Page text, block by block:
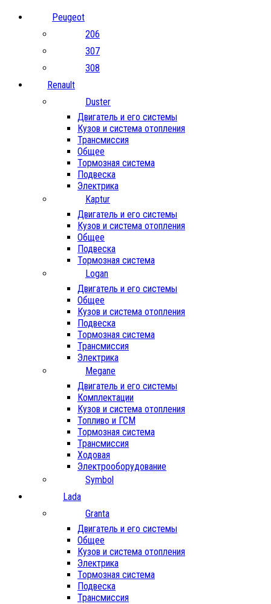
Peugeot
206
307
308
Renault
Duster
Двигатель и его системы
Кузов и система отопления
Трансмиссия
Общее
Тормозная система
Подвеска
Электрика
Kaptur
Двигатель и его системы
Кузов и система отопления
Общее
Подвеска
Тормозная система
Logan
Двигатель и его системы
Общее
Кузов и система отопления
Подвеска
Тормозная система
Трансмиссия
Электрика
Megane
Двигатель и его системы
Комплектации
Кузов и система отопления
Топливо и ГСМ
Тормозная система
Трансмиссия
Ходовая
Электрооборудование
Symbol
Lada
Granta
Двигатель и его системы
Общее
Кузов и система отопления
Электрика
Тормозная система
Подвеска
Трансмиссия